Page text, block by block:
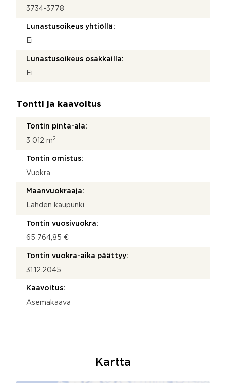
3734-3778
Lunastusoikeus yhtiöllä:
Ei
Lunastusoikeus osakkailla:
Ei
Tontti ja kaavoitus
Tontin pinta-ala:
3 012 m2
Tontin omistus:
Vuokra
Maanvuokraaja:
Lahden kaupunki
Tontin vuosivuokra:
65 764,85 €
Tontin vuokra-aika päättyy:
31.12.2045
Kaavoitus:
Asemakaava
Kartta